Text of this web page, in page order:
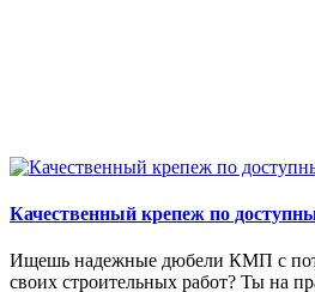
Качественный крепеж по
Ищешь надежные дюбели КМП с
своих строительных работ? Ты на